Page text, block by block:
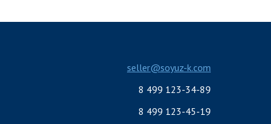
seller@soyuz-k.com
8 499 123-34-89
8 499 123-45-19